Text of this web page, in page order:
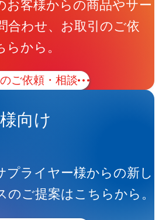
お客様からの商品やサー
合わせ、お取引のご依
から。
ご依頼・相談
向け
プライヤー様からの新し
のご提案はこちらから。